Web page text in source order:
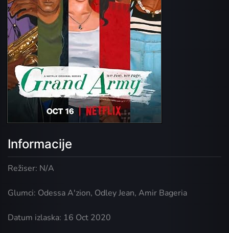
Informacije
Režiser: N/A
Glumci: Odessa A'zion, Odley Jean, Amir Bageria
Datum izlaska: 16 Oct 2020